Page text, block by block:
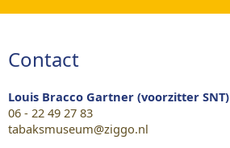
Contact
Louis Bracco Gartner (voorzitter SNT)
06 - 22 49 27 83
tabaksmuseum@ziggo.nl